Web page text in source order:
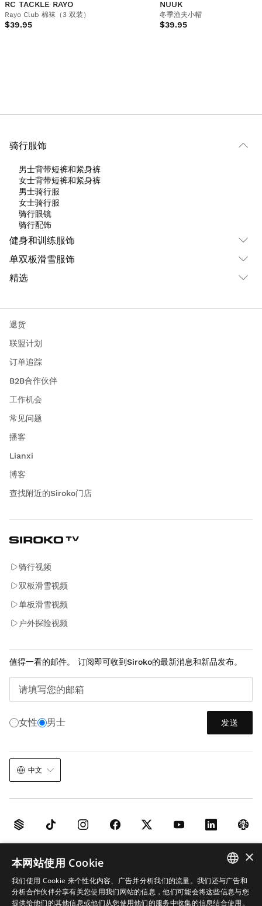
RC TACKLE RAYO
Rayo Club 棉袜（3 双装）
$39.95
NUUK
冬季渔夫小帽
$39.95
骑行服饰
男士背带短裤和紧身裤
女士背带短裤和紧身裤
男士骑行服
女士骑行服
骑行眼镜
骑行配饰
健身和训练服饰
单双板滑雪服饰
精选
退货
联盟计划
订单追踪
B2B合作伙伴
工作机会
常见问题
播客
Lianxi
博客
查找附近的Siroko门店
骑行视频
双板滑雪视频
单板滑雪视频
户外探险视频
值得一看的邮件。 订阅即可收到Siroko的最新消息和新品发布。
请填写您的邮箱
女性 男士 发送
中文
SPANISH
×
本网站使用 Cookie
我们使用 Cookie 来个性化内容、广告并分析我们的流量。我们还与广告和
分析合作伙伴分享有关您使用我们网站的信息，他们可能会将这些信息与您
提供给他们的其他信息或他们从您使用他们的服务中收集的信息结合使用。